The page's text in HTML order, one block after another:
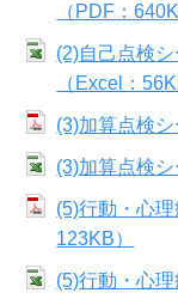
（PDF：
(2)自己点検
（Excel：
(3)加算点検
(3)加算点検
(5)行動・心
123KB）
(5)行動・心